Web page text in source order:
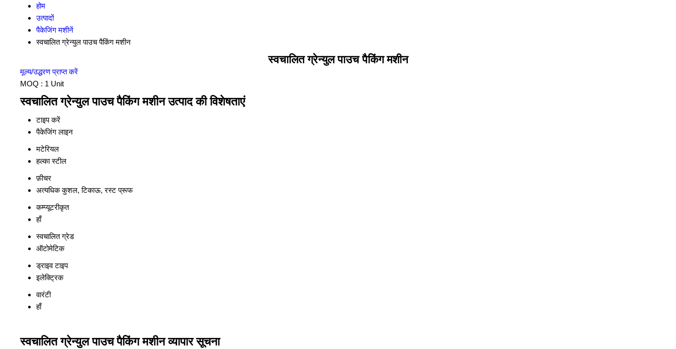
होम
उत्पादों
पैकेजिंग मशीनें
स्वचालित ग्रेन्युल पाउच पैकिंग मशीन
स्वचालित ग्रेन्युल पाउच पैकिंग मशीन
मूल्य/उद्धरण प्राप्त करें
MOQ : 1 Unit
स्वचालित ग्रेन्युल पाउच पैकिंग मशीन उत्पाद की विशेषताएं
टाइप करें
पैकेजिंग लाइन
मटेरियल
हल्का स्टील
फ़ीचर
अत्यधिक कुशल, टिकाऊ, रस्ट प्रूफ
कम्प्यूटरीकृत
हाँ
स्वचालित ग्रेड
ऑटोमेटिक
ड्राइव टाइप
इलेक्ट्रिक
वारंटी
हाँ
स्वचालित ग्रेन्युल पाउच पैकिंग मशीन व्यापार सूचना